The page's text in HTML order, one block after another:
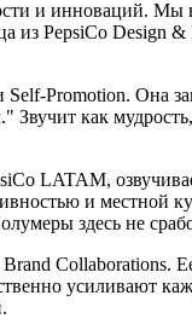
и инноваций. Мы
из PepsiCo
Promotion.
Звучит как
LATAM,
и местной
здесь не